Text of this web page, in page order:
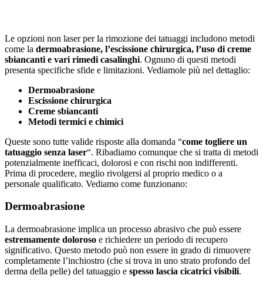
Le opzioni non laser per la rimozione dei tatuaggi includono metodi
come la dermoabrasione, l’escissione chirurgica, l’uso di creme
sbiancanti e vari rimedi casalinghi. Ognuno di questi metodi
presenta specifiche sfide e limitazioni. Vediamole più nel dettaglio:
Dermoabrasione
Escissione chirurgica
Creme sbiancanti
Metodi termici e chimici
Queste sono tutte valide risposte alla domanda “come togliere un
tatuaggio senza laser“. Ribadiamo comunque che si tratta di metodi
potenzialmente inefficaci, dolorosi e con rischi non indifferenti.
Prima di procedere, meglio rivolgersi al proprio medico o a
personale qualificato. Vediamo come funzionano:
Dermoabrasione
La dermoabrasione implica un processo abrasivo che può essere
estremamente doloroso e richiedere un periodo di recupero
significativo. Questo metodo può non essere in grado di rimuovere
completamente l’inchiostro (che si trova in uno strato profondo del
derma della pelle) del tatuaggio e spesso lascia cicatrici visibili.